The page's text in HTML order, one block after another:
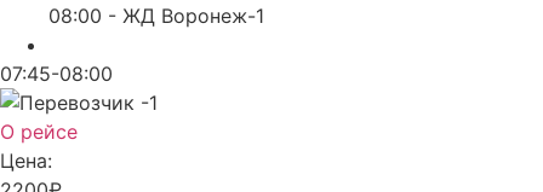
08:00 - ЖД Воронеж-1
07:45-08:00
О рейсе
Цена: